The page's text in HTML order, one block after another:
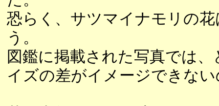
恐らく、サツマイナモリの
う。
図鑑に掲載された写真では
イズの差がイメージできな